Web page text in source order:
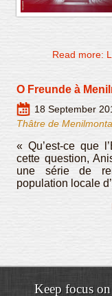
Read more:
O Freunde à
18 September
Thâtre de
« Qu’est-ce que
cette question,
une série de
population locale
Keep focus